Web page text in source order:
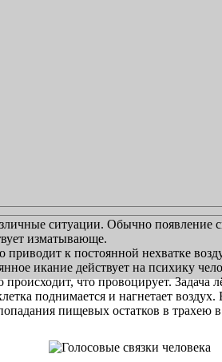
ситуации. Обычно появление
изматывающе.
приводит к постоянной нехватке
икание действует на психику
что провоцирует.
поднимается и нагнетает
пищевых остатков в трахею